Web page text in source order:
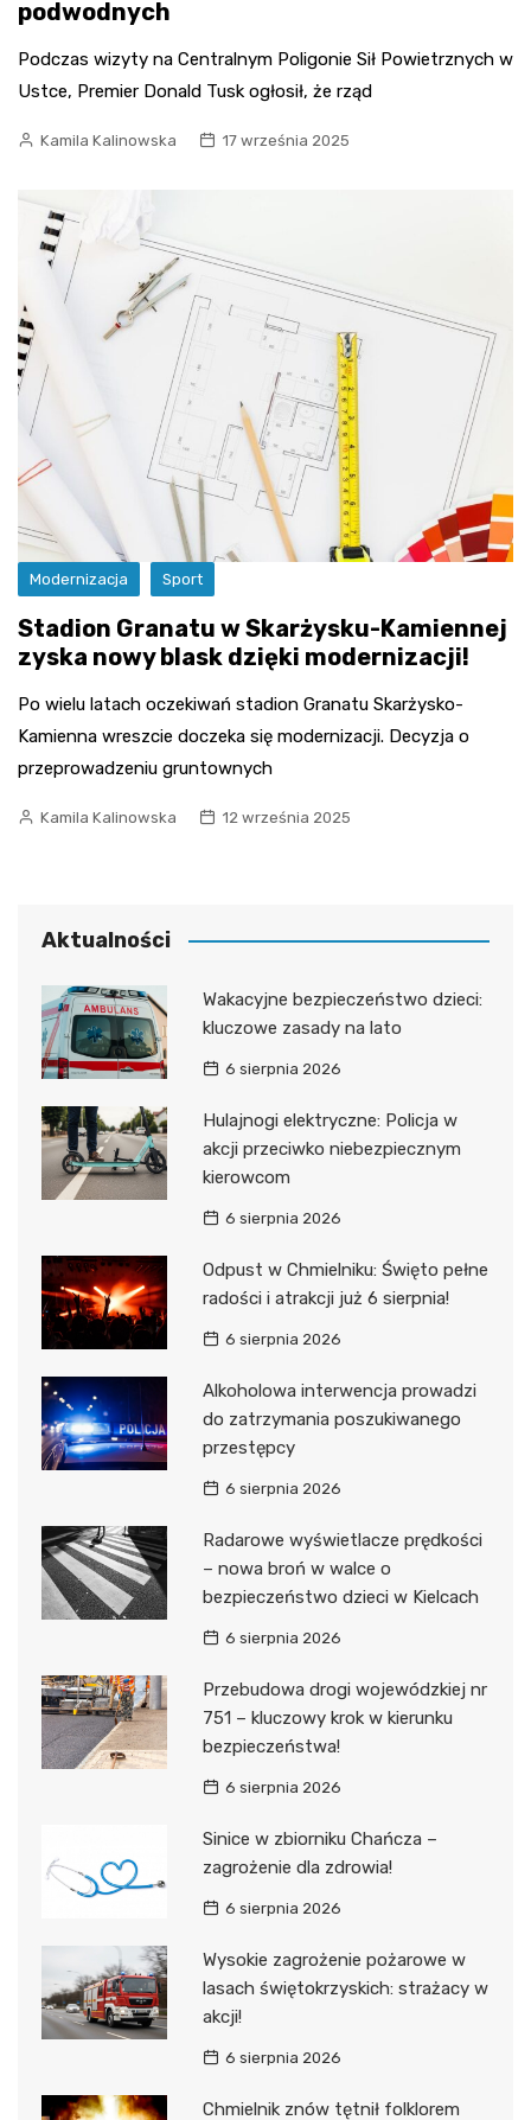
podwodnych
Podczas wizyty na Centralnym Poligonie Sił Powietrznych w
Ustce, Premier Donald Tusk ogłosił, że rząd
Kamila Kalinowska 17 września 2025
Modernizacja Sport
Stadion Granatu w Skarżysku-Kamiennej
zyska nowy blask dzięki modernizacji!
Po wielu latach oczekiwań stadion Granatu Skarżysko-
Kamienna wreszcie doczeka się modernizacji. Decyzja o
przeprowadzeniu gruntownych
Kamila Kalinowska 12 września 2025
Aktualności
Wakacyjne bezpieczeństwo dzieci:
kluczowe zasady na lato
6 sierpnia 2026
Hulajnogi elektryczne: Policja w
akcji przeciwko niebezpiecznym
kierowcom
6 sierpnia 2026
Odpust w Chmielniku: Święto pełne
radości i atrakcji już 6 sierpnia!
6 sierpnia 2026
Alkoholowa interwencja prowadzi
do zatrzymania poszukiwanego
przestępcy
6 sierpnia 2026
Radarowe wyświetlacze prędkości
– nowa broń w walce o
bezpieczeństwo dzieci w Kielcach
6 sierpnia 2026
Przebudowa drogi wojewódzkiej nr
751 – kluczowy krok w kierunku
bezpieczeństwa!
6 sierpnia 2026
Sinice w zbiorniku Chańcza –
zagrożenie dla zdrowia!
6 sierpnia 2026
Wysokie zagrożenie pożarowe w
lasach świętokrzyskich: strażacy w
akcji!
6 sierpnia 2026
Chmielnik znów tętnił folklorem